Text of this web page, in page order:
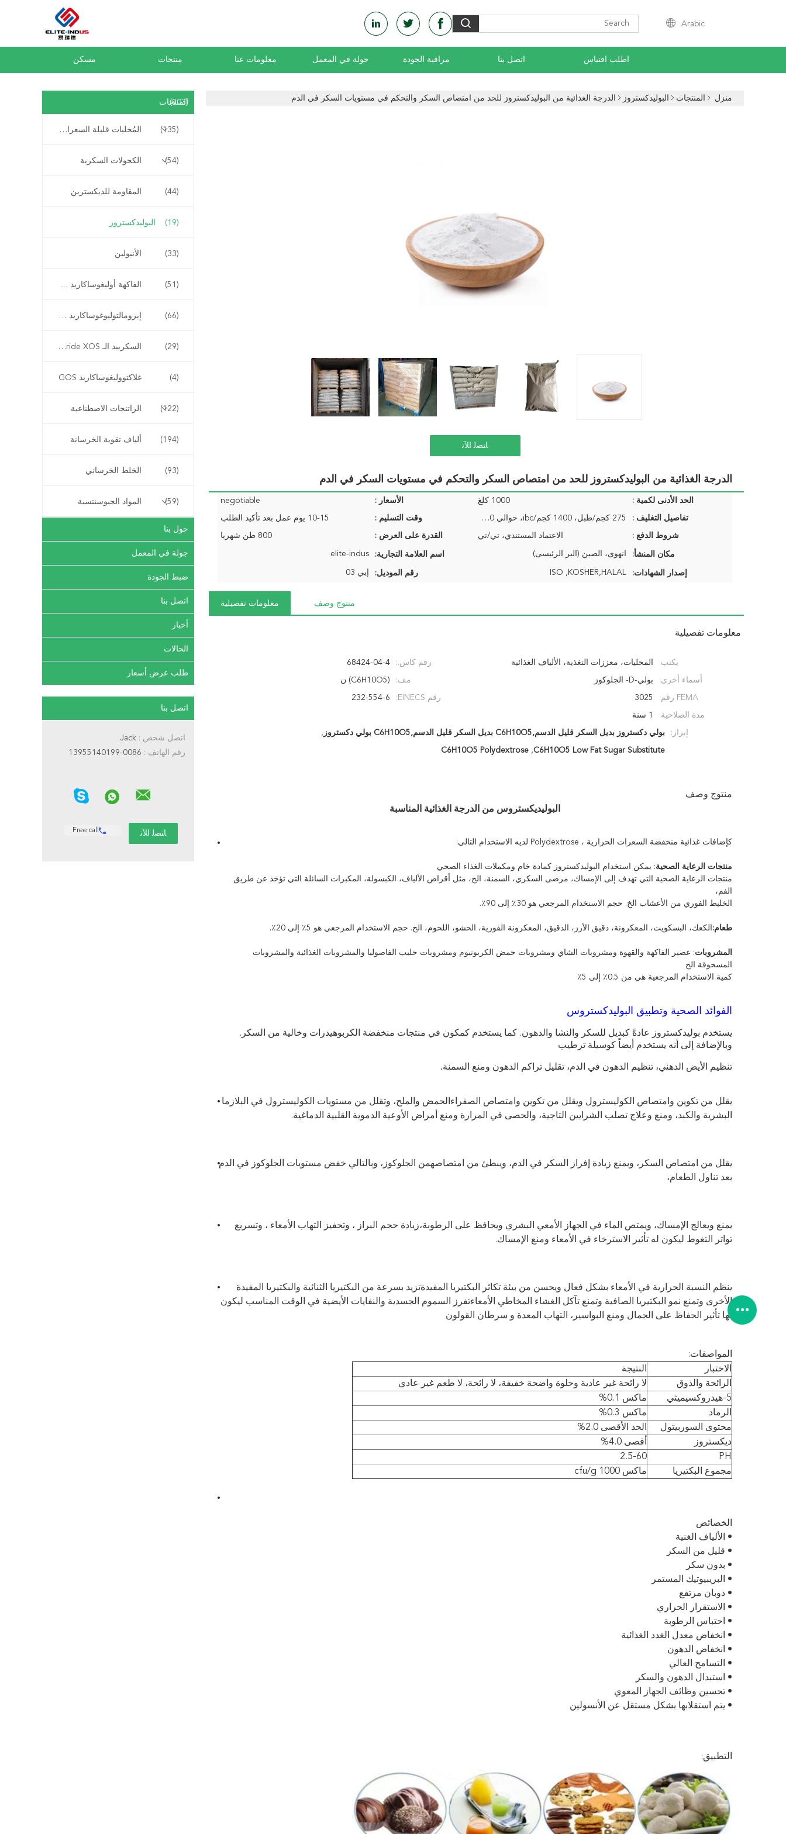
Arabic
مسكن منتجات معلومات عنا جولة في المعمل مراقبة الجودة اتصل بنا اطلب اقتباس
المنتجات(903)
المُحليات قليلة السعرات الحرارية (135)
الكحولات السكرية (54)
المقاومة للديكسترين (44)
البوليدكستروز (19)
الأنيولين (33)
الفاكهة أوليغوساكاريد FOS (51)
إيزومالتوليوغوساكاريد IMO (66)
السكرييد الـ Xylooligosaccharide XOS (29)
غلاكتووليغوساكاريد GOS (4)
الراتنجات الاصطناعية (122)
ألياف تقوية الخرسانة (194)
الخلط الخرساني (93)
المواد الجيوسنتسية (59)
حول بنا
جولة في المعمل
ضبط الجودة
اتصل بنا
أخبار
الحالات
طلب عرض أسعار
اتصل بنا
اتصل شخص :
رقم الهاتف :
Free call
منزل المنتجات البوليدكستروز الدرجة الغذائية من البوليدكستروز للحد من امتصاص السكر والتحكم في مستويات السكر في الدم
ﺎﺘﺼﻟ ﺍﻶﻧ
الدرجة الغذائية من البوليدكستروز للحد من امتصاص السكر والتحكم في مستويات السكر في الدم
الحد الأدنى لكمية : 1000 كلغ الأسعار : negotiable
تفاصيل التغليف : 275 كجم/طبل، 1400 كجم/ibc، حوالي 20 طن/20&#39;gp وقت التسليم : 10-15 يوم عمل بعد تأكيد الطلب
شروط الدفع : الاعتماد المستندي، تي/تي القدرة على العرض : 800 طن شهريا
مكان المنشأ: انهوى، الصين (البر الرئيسى) اسم العلامة التجارية: elite-indus
إصدار الشهادات: ISO ,KOSHER,HALAL رقم الموديل: إيي 03
معلومات تفصيلية منتوج وصف
معلومات تفصيلية
يكتب: المحليات، معززات التغذية، الألياف الغذائية رقم كاس.: 68424-04-4
أسماء أخرى: بولي-D- الجلوكوز مف: (C6H10O5) ن
FEMA رقم: 3025 رقم EINECS: 232-554-6
مدة الصلاحية: 1 سنة
إبراز: بولي دكستروز بديل السكر قليل الدسم,C6H10O5 بديل السكر قليل الدسم,C6H10O5 بولي دكستروز ,
C6H10O5 Low Fat Sugar Substitute
,
C6H10O5 Polydextrose
منتوج وصف
البوليديكستروس من الدرجة الغذائية المناسبة
كإضافات غذائية منخفضة السعرات الحرارية ، Polydextrose لديه الاستخدام التالي:
منتجات الرعاية الصحية: يمكن استخدام البوليدكستروز كمادة خام ومكملات الغذاء الصحي
الفم،
الخليط الفوري من الأعشاب الخ. حجم الاستخدام المرجعي هو 30٪ إلى 90٪.
طعام: الكعك، البسكويت، المعكرونة، دقيق الأرز، الدقيق، المعكرونة الفورية، الحشو، اللحوم، الخ. حجم الاستخدام المرجعي هو 5٪ إلى 20٪.
المشروبات
المسحوقة الخ
كمية الاستخدام المرجعية هي من 0.5٪ إلى 5٪
الفوائد الصحية وتطبيق البوليدكستروس
يستخدم بوليدكستروز عادةً كبديل للسكر والنشا والدهون. كما يستخدم كمكون في منتجات منخفضة الكربوهيدرات وخالية من السكر.
وبالإضافة إلى أنه يستخدم أيضاً كوسيلة ترطيب
تنظيم الأيض الدهني، تنظيم الدهون في الدم، تقليل تراكم الدهون ومنع السمنة.
يقلل من تكوين وامتصاص الكوليسترول ويقلل من تكوين وامتصاص الصفراء
الحمض والملح، وتقلل من مستويات الكوليسترول في البلازما
البشرية والكبد، ومنع وعلاج تصلب الشرايين التاجية، والحصى في المرارة ومنع أمراض الأوعية الدموية القلبية الدماغية.
يقلل من امتصاص السكر، ويمنع زيادة إفراز السكر في الدم، ويبطئ من امتصاصه
من الجلوكوز، وبالتالي خفض مستويات الجلوكوز في الدم
بعد تناول الطعام،
يمنع ويعالج الإمساك، ويمتص الماء في الجهاز الأمعي البشري ويحافظ على الرطوبة،
تواتر التغوط ليكون له تأثير الاسترخاء في الأمعاء ومنع الإمساك.
ينظم النسبة الحرارية في الأمعاء بشكل فعال ويحسن من بيئة تكاثر البكتيريا المفيدة
لها تأثير الحفاظ على الجمال ومنع البواسير، التهاب المعدة و سرطان القولون
المواصفات:
الاختبار
النتيجة
الرائحة والذوق
لا رائحة غير عادية وحلوة واضحة خفيفة، لا رائحة، لا طعم غير عادي
5-هيدروكسيميثي
ماكس 0.1%
الرماد
ماكس 0.3%
محتوى السوربيتول
الحد الأقصى 2.0%
ديكستروز
أقصى 4.0%
PH
2.5-60
مجموع البكتيريا
ماكس 1000 cfu/g
الخصائص
• الألياف الغنية
• قليل من السكر
• بدون سكر
• البريبيوتيك المستمر
• ذوبان مرتفع
• الاستقرار الحراري
• احتباس الرطوبة
• انخفاض معدل الغدد الغذائية
• انخفاض الدهون
• التسامح العالي
• استبدال الدهون والسكر
• تحسين وظائف الجهاز المعوي
• يتم استقلابها بشكل مستقل عن الأنسولين
التطبيق: